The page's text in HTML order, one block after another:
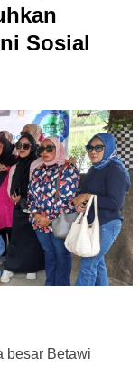
Sosial
besar Betawi